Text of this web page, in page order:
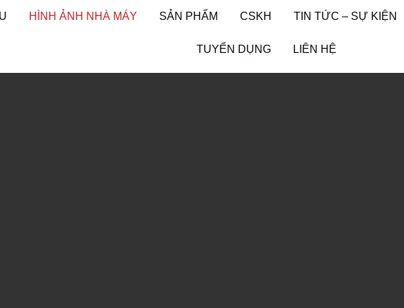
HÌNH ẢNH NHÀ MÁY SẢN PHẨM CSKH TIN TỨC – SỰ KIỆN
TUYỂN DỤNG LIÊN HỆ